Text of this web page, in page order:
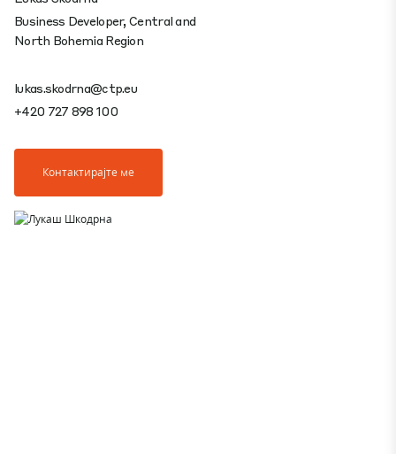
Business Developer, Central and
North Bohemia Region
lukas.skodrna@ctp.eu
+420 727 898 100
Контактирајте ме